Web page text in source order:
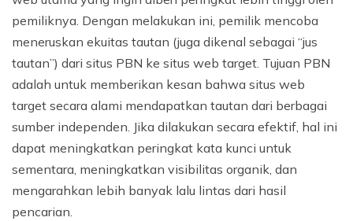
pemiliknya. Dengan melakukan ini, pemilik mencoba
meneruskan ekuitas tautan (juga dikenal sebagai “jus
tautan”) dari situs PBN ke situs web target. Tujuan PBN
adalah untuk memberikan kesan bahwa situs web
target secara alami mendapatkan tautan dari berbagai
sumber independen. Jika dilakukan secara efektif, hal ini
dapat meningkatkan peringkat kata kunci untuk
sementara, meningkatkan visibilitas organik, dan
mengarahkan lebih banyak lalu lintas dari hasil
pencarian.